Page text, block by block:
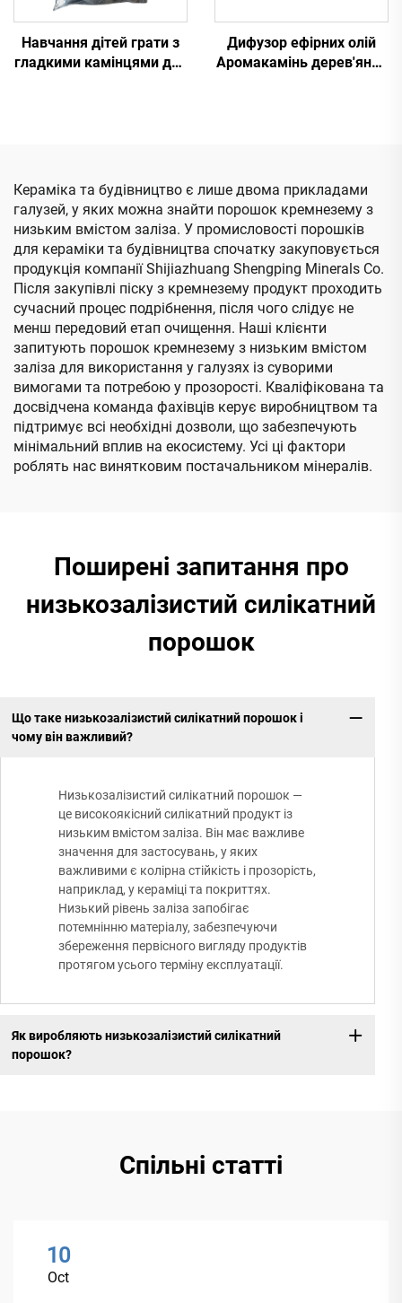
Навчання дітей грати з
гладкими камінцями для
Дифузор ефірних олій
Аромакамінь дерев'яний
Кераміка та будівництво є лише двома прикладами
галузей, у яких можна знайти порошок кремнезему з
низьким вмістом заліза. У промисловості порошків
для кераміки та будівництва спочатку закуповується
продукція компанії Shijiazhuang Shengping Minerals Co.
Після закупівлі піску з кремнезему продукт проходить
сучасний процес подрібнення, після чого слідує не
менш передовий етап очищення. Наші клієнти
запитують порошок кремнезему з низьким вмістом
заліза для використання у галузях із суворими
вимогами та потребою у прозорості. Кваліфікована та
досвідчена команда фахівців керує виробництвом та
підтримує всі необхідні дозволи, що забезпечують
мінімальний вплив на екосистему. Усі ці фактори
роблять нас винятковим постачальником мінералів.
Поширені запитання про
низькозалізистий силікатний
порошок
Що таке низькозалізистий силікатний порошок і
чому він важливий?
Низькозалізистий силікатний порошок —
це високоякісний силікатний продукт із
низьким вмістом заліза. Він має важливе
значення для застосувань, у яких
важливими є колірна стійкість і прозорість,
наприклад, у кераміці та покриттях.
Низький рівень заліза запобігає
потемнінню матеріалу, забезпечуючи
збереження первісного вигляду продуктів
протягом усього терміну експлуатації.
Як виробляють низькозалізистий силікатний
порошок?
Спільні статті
10
Oct